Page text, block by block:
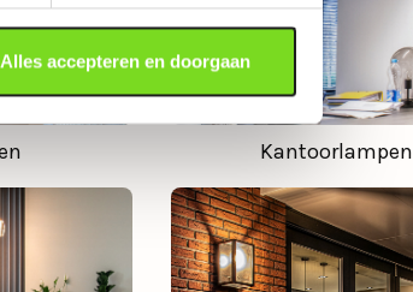
Alles accepteren en doorgaan
Kantoorlampen